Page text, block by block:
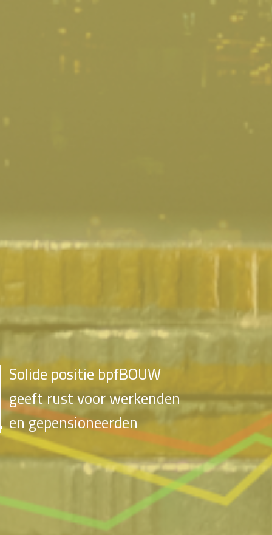
Solide positie bpfBOUW
geeft rust voor werkenden
en gepensioneerden